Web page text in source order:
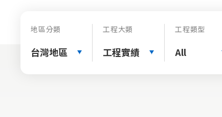
地區分類
台灣地區
工程大類
工程實績
工程類型
All